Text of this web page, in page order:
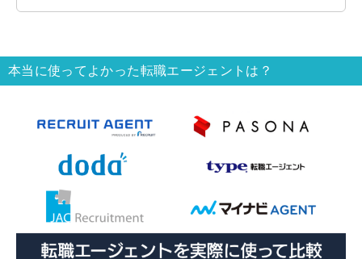
本当に使ってよかった転職エージェントは？